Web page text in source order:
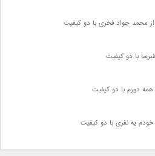
محمد جواد فخری با دو کیفیت
با دو کیفیت
دورم با دو کیفیت
یه نفری با دو کیفیت